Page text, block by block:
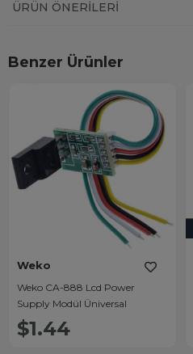
ÜRÜN ÖNERILERI
Benzer Ürünler
Weko
Weko CA-888 Lcd Power
Supply Modül Üniversal
$1.44